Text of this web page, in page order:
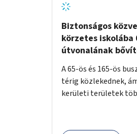
Biztonságos
körzetes iskolába
útvonalának
A 65-ös és 165-ös
térig közlekednek,
kerületi területek
hogy a buszok a